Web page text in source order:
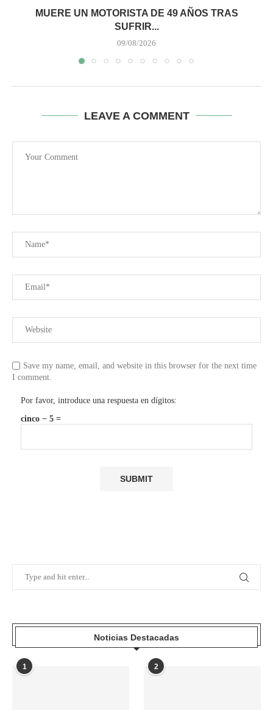
MUERE UN MOTORISTA DE 49 AÑOS TRAS
SUFRIR...
09/08/2026
LEAVE A COMMENT
Save my name, email, and website in this browser for the next time
I comment.
Por favor, introduce una respuesta en dígitos:
cinco − 5 =
Noticias Destacadas
1 2